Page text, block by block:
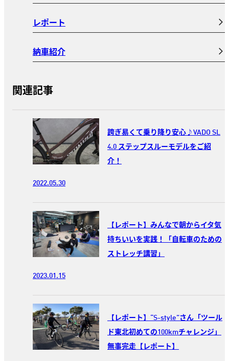
レポート
納車紹介
関連記事
跨ぎ易くて乗り降り安心♪VADO SL
4.0 ステップスルーモデルをご紹
介！
2022.05.30
【レポート】みんなで朝からイタ気
持ちいいを実践！「自転車のための
ストレッチ講習」
2023.01.15
【レポート】“S-style”さん「ツール
ド東北初めての100kmチャレンジ」
無事完走【レポート】